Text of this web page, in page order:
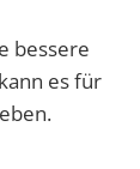
bessere
es für